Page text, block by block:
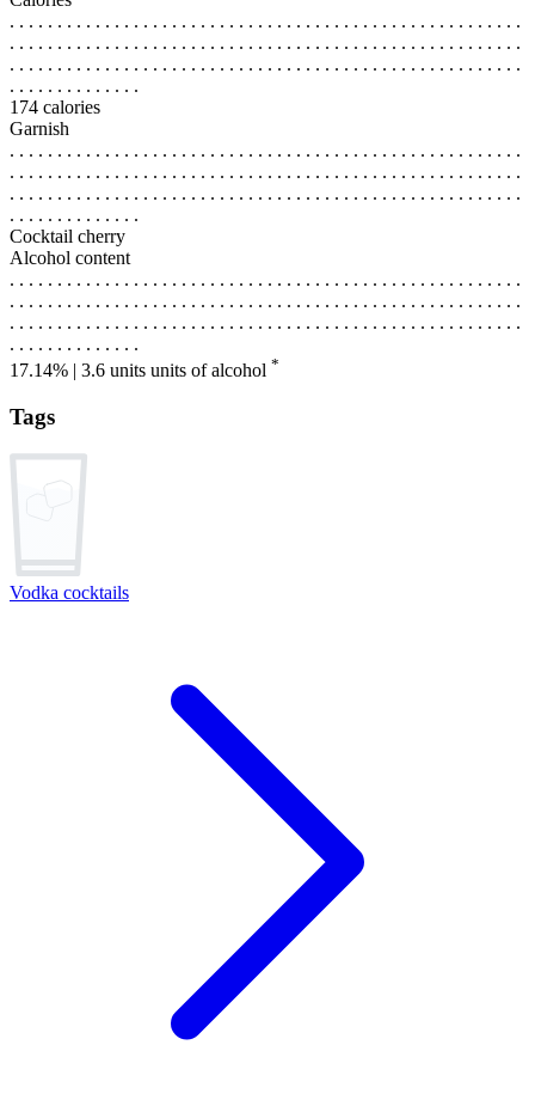
. . . . . . . . . . . . . . . . . . . . . . . . . . . . . . . . . . . . . . . . . . . . . . . . . . . . . .
. . . . . . . . . . . . . . . . . . . . . . . . . . . . . . . . . . . . . . . . . . . . . . . . . . . . . .
. . . . . . . . . . . . . . . . . . . . . . . . . . . . . . . . . . . . . . . . . . . . . . . . . . . . . .
. . . . . . . . . . . . . .
174 calories
Garnish
. . . . . . . . . . . . . . . . . . . . . . . . . . . . . . . . . . . . . . . . . . . . . . . . . . . . . .
. . . . . . . . . . . . . . . . . . . . . . . . . . . . . . . . . . . . . . . . . . . . . . . . . . . . . .
. . . . . . . . . . . . . . . . . . . . . . . . . . . . . . . . . . . . . . . . . . . . . . . . . . . . . .
. . . . . . . . . . . . . .
Cocktail cherry
Alcohol content
. . . . . . . . . . . . . . . . . . . . . . . . . . . . . . . . . . . . . . . . . . . . . . . . . . . . . .
. . . . . . . . . . . . . . . . . . . . . . . . . . . . . . . . . . . . . . . . . . . . . . . . . . . . . .
. . . . . . . . . . . . . . . . . . . . . . . . . . . . . . . . . . . . . . . . . . . . . . . . . . . . . .
. . . . . . . . . . . . . .
17.14% | 3.6 units units of alcohol *
Tags
Vodka cocktails